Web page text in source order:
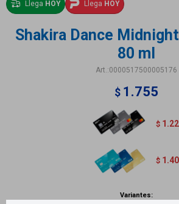
Llega HOY Llega HOY
Shakira Dance
80 ml
0000517500005176
$ 1.755
$
$
Variantes: